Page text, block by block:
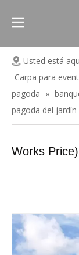
Usted está
Carpa para
pagoda »
pagoda del
Works